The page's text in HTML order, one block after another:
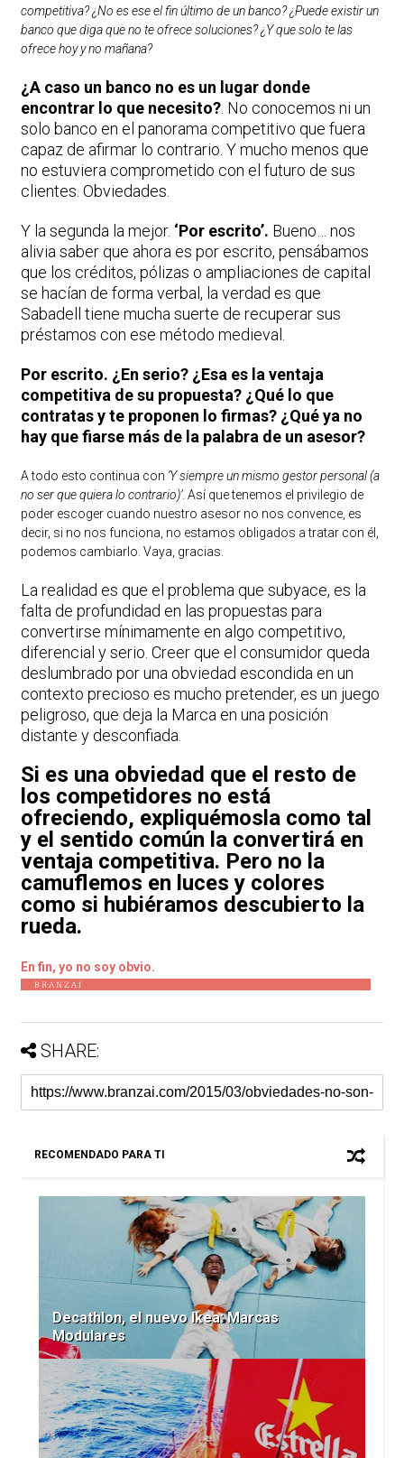
competitiva? ¿No es ese el fin último de un banco? ¿Puede existir un
banco que diga que no te ofrece soluciones? ¿Y que solo te las
ofrece hoy y no mañana?
¿A caso un banco no es un lugar donde
encontrar lo que necesito?. No conocemos ni un
solo banco en el panorama competitivo que fuera
capaz de afirmar lo contrario. Y mucho menos que
no estuviera comprometido con el futuro de sus
clientes. Obviedades.
Y la segunda la mejor. ‘Por escrito’. Bueno… nos
alivia saber que ahora es por escrito, pensábamos
que los créditos, pólizas o ampliaciones de capital
se hacían de forma verbal, la verdad es que
Sabadell tiene mucha suerte de recuperar sus
préstamos con ese método medieval.
Por escrito. ¿En serio? ¿Esa es la ventaja
competitiva de su propuesta? ¿Qué lo que
contratas y te proponen lo firmas? ¿Qué ya no
hay que fiarse más de la palabra de un asesor?
A todo esto continua con ‘Y siempre un mismo gestor personal (a
no ser que quiera lo contrario)’. Así que tenemos el privilegio de
poder escoger cuando nuestro asesor no nos convence, es
decir, si no nos funciona, no estamos obligados a tratar con él,
podemos cambiarlo. Vaya, gracias.
La realidad es que el problema que subyace, es la
falta de profundidad en las propuestas para
convertirse mínimamente en algo competitivo,
diferencial y serio. Creer que el consumidor queda
deslumbrado por una obviedad escondida en un
contexto precioso es mucho pretender, es un juego
peligroso, que deja la Marca en una posición
distante y desconfiada.
Si es una obviedad que el resto de
los competidores no está
ofreciendo, expliquémosla como tal
y el sentido común la convertirá en
ventaja competitiva. Pero no la
camuflemos en luces y colores
como si hubiéramos descubierto la
rueda.
En fin, yo no soy obvio.
SHARE:
RECOMENDADO PARA TI
Decathlon, el nuevo Ikea: Marcas
Modulares